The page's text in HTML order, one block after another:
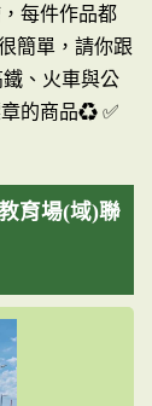
每件作品都
簡單，請你跟
、火車與公
章的商品♻️ ✅
育場(域)聯